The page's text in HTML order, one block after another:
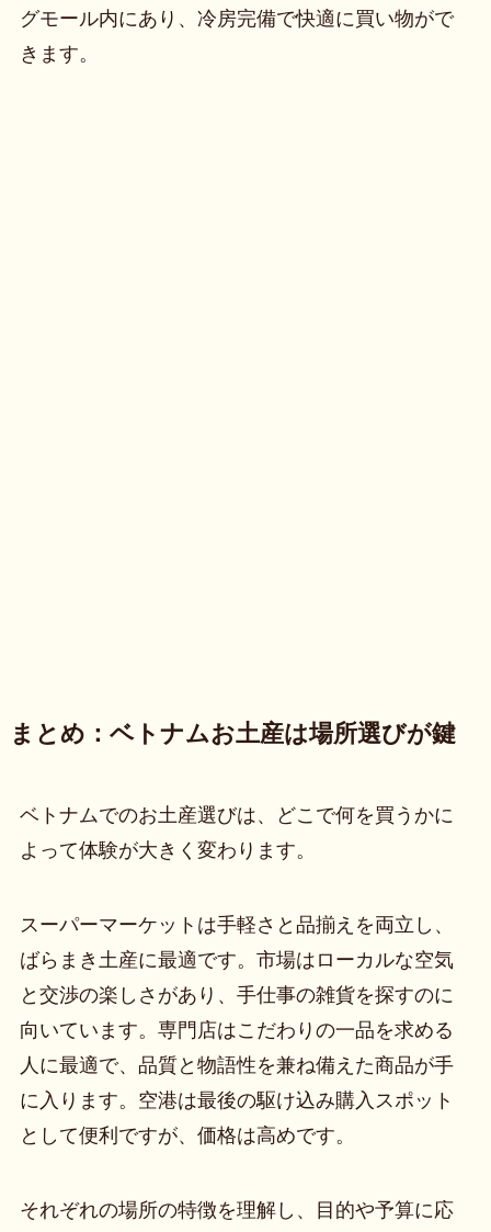
グモール内にあり、冷房完備で快適に買い物がで
きます。
まとめ：ベトナムお土産は場所選びが鍵
ベトナムでのお土産選びは、どこで何を買うかに
よって体験が大きく変わります。
スーパーマーケットは手軽さと品揃えを両立し、
ばらまき土産に最適です。市場はローカルな空気
と交渉の楽しさがあり、手仕事の雑貨を探すのに
向いています。専門店はこだわりの一品を求める
人に最適で、品質と物語性を兼ね備えた商品が手
に入ります。空港は最後の駆け込み購入スポット
として便利ですが、価格は高めです。
それぞれの場所の特徴を理解し、目的や予算に応